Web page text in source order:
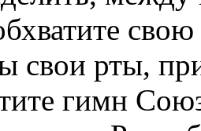
свои рты,
гимн